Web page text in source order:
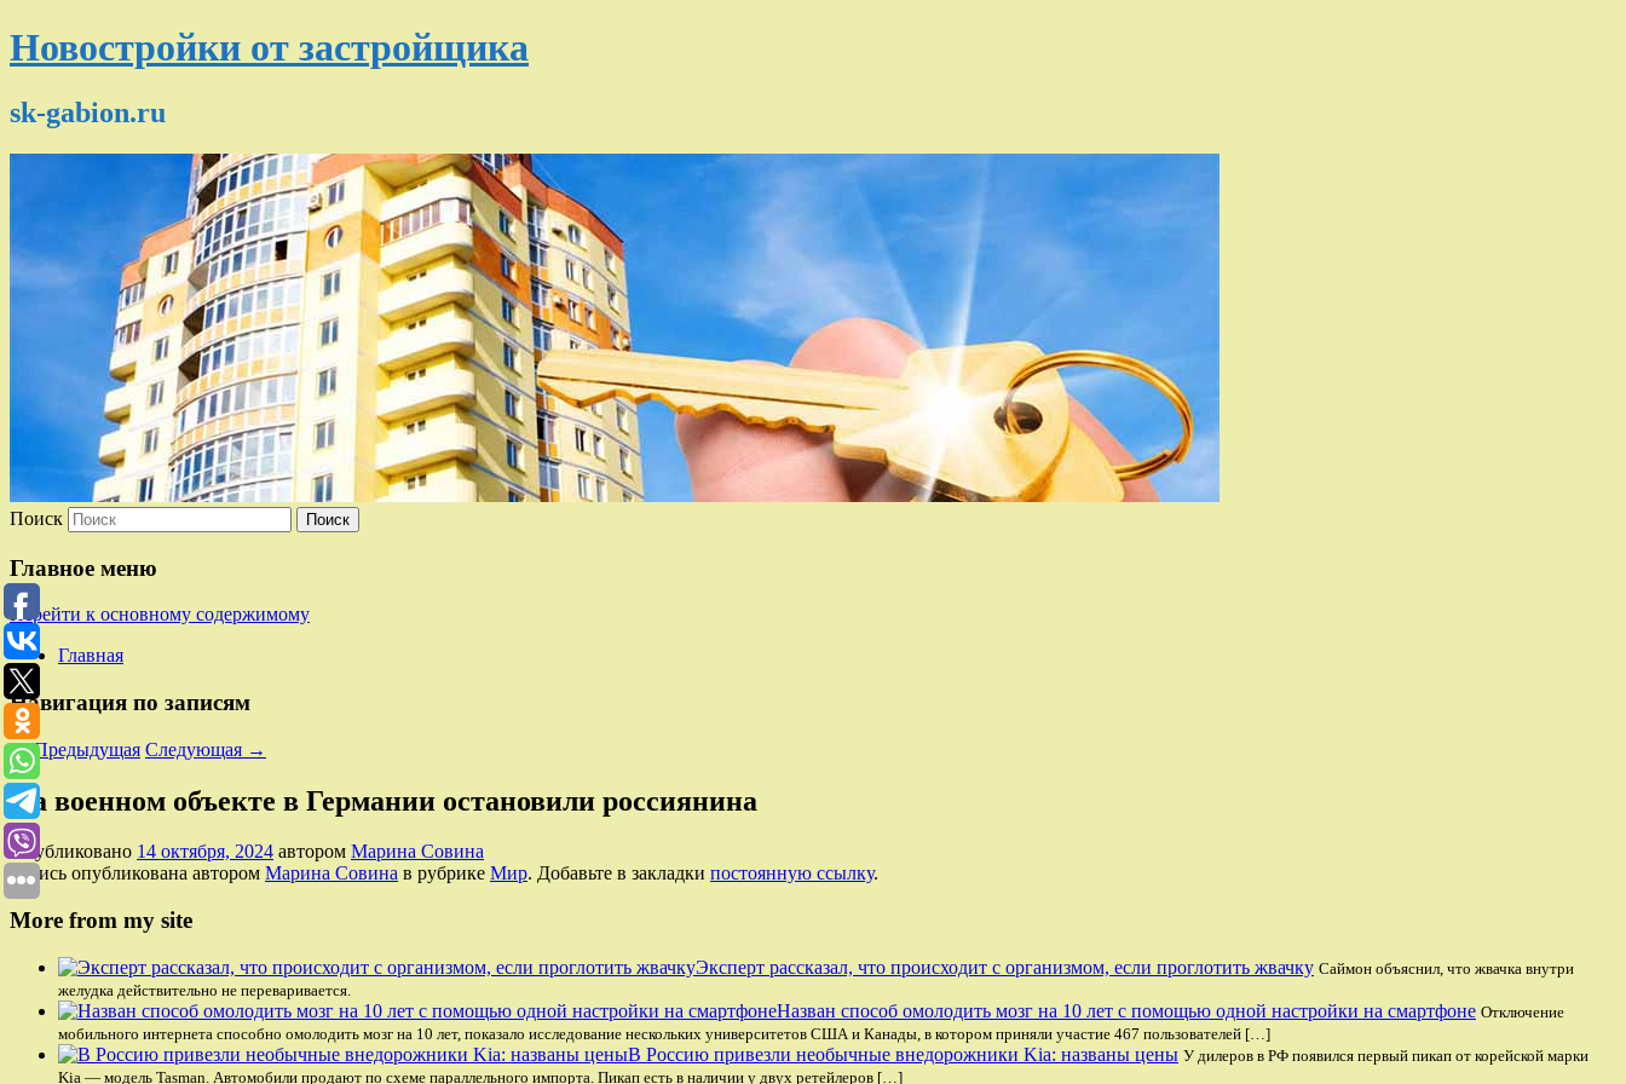
Новостройки от застройщика
sk-gabion.ru
Поиск
Главное меню
Перейти к основному содержимому
Главная
Навигация по записям
←Предыдущая Следующая →
На военном объекте в Германии остановили россиянина
Опубликовано 14 октября, 2024 автором Марина Совина
Запись опубликована автором Марина Совина в рубрике Мир. Добавьте в закладки постоянную ссылку.
More from my site
Эксперт рассказал, что происходит с организмом, если проглотить жвачку Саймон объяснил, что жвачка внутри
желудка действительно не переваривается.
Назван способ омолодить мозг на 10 лет с помощью одной настройки на смартфоне Отключение
мобильного интернета способно омолодить мозг на 10 лет, показало исследование нескольких университетов США и Канады, в котором приняли участие 467 пользователей […]
В Россию привезли необычные внедорожники Kia: названы цены У дилеров в РФ появился первый пикап от корейской марки
Kia — модель Tasman. Автомобили продают по схеме параллельного импорта. Пикап есть в наличии у двух ретейлеров […]